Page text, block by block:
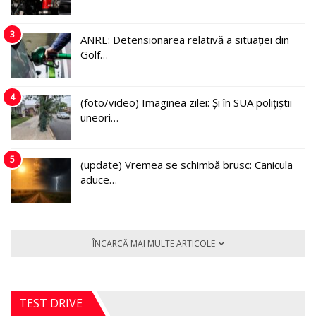
3
ANRE: Detensionarea relativă a situației din
Golf…
4
(foto/video) Imaginea zilei: Și în SUA polițiștii
uneori…
5
(update) Vremea se schimbă brusc: Canicula
aduce…
ÎNCARCĂ MAI MULTE ARTICOLE
TEST DRIVE